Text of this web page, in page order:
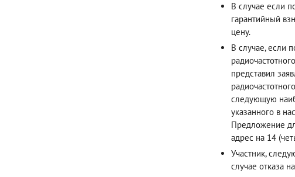
В случае если
гарантийный
цену.
В случае, если
представил
следующую
указанного в
Предложение
адрес на 14
Участник,
случае отказа